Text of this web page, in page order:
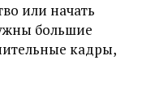
или начать
большие
кадры,